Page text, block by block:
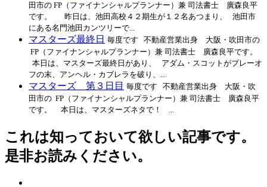
田市の FP（ファイナンシャルプランナー）兼 司法書士 廣森良平
です。 昨日は、池田高校４２期生が１２名あつまり、 池田市
にある名門池田カンツリーで...
マスターズ最終日 毎度です 不動産営業出身 大阪・吹田市の
FP（ファイナンシャルプランナー）兼 司法書士 廣森良平です。
本日は、マスターズ最終日があり、 アダム・スコットがプレーオ
フの末、アンヘル・カブレラを破り、...
マスターズ 第３日目 毎度です 不動産営業出身 大阪・吹
田市の FP（ファイナンシャルプランナー）兼 司法書士 廣森良平
です。 本日は、マスターズネタで！ ...
これは知っておいて欲しい記事です。
是非お読みください。